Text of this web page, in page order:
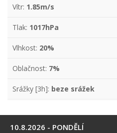
Vítr: 1.85m/s
Tlak: 1017hPa
Vlhkost: 20%
Oblačnost: 7%
Srážky [3h]: beze srážek
10.8.2026 - PONDĚLÍ